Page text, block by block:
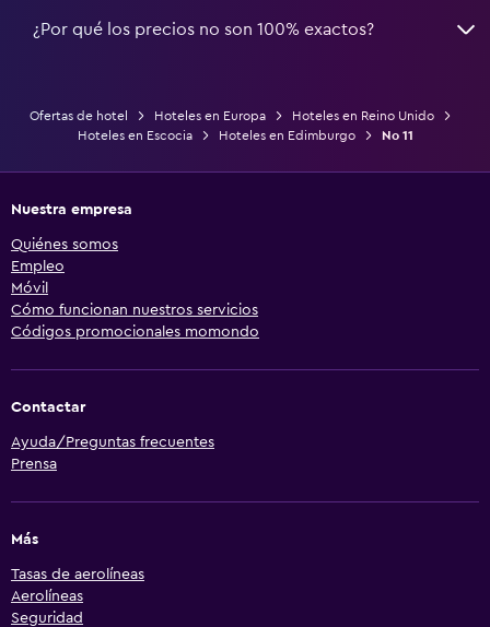
¿Por qué los precios no son 100% exactos?
Ofertas de hotel Hoteles en Europa
Hoteles en Reino Unido
Hoteles en Escocia
Hoteles en Edimburgo No 11
Nuestra empresa
Quiénes somos
Empleo
Móvil
Cómo funcionan nuestros servicios
Códigos promocionales momondo
Contactar
Ayuda/Preguntas frecuentes
Prensa
Más
Tasas de aerolíneas
Aerolíneas
Seguridad